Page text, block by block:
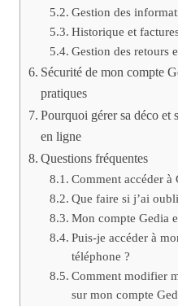
Gestion des
Historique et
Gestion des retours
Sécurité de mon compte
pratiques
Pourquoi gérer sa déco et
en ligne
Questions fréquentes
Comment accéder à
Que faire si j’ai
Mon compte Gedia
Puis-je accéder à
téléphone ?
Comment modifier
sur mon compte